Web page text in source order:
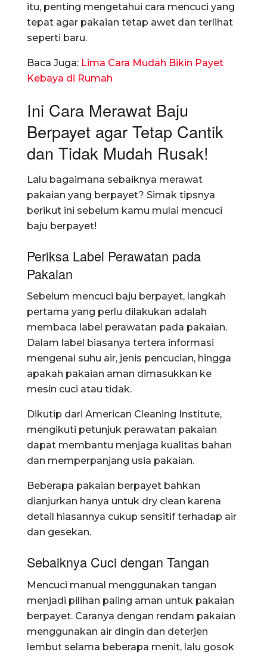
itu, penting mengetahui cara mencuci yang
tepat agar pakaian tetap awet dan terlihat
seperti baru.
Baca Juga: Lima Cara Mudah Bikin Payet
Kebaya di Rumah
Ini Cara Merawat Baju
Berpayet agar Tetap Cantik
dan Tidak Mudah Rusak!
Lalu bagaimana sebaiknya merawat
pakaian yang berpayet? Simak tipsnya
berikut ini sebelum kamu mulai mencuci
baju berpayet!
Periksa Label Perawatan pada
Pakaian
Sebelum mencuci baju berpayet, langkah
pertama yang perlu dilakukan adalah
membaca label perawatan pada pakaian.
Dalam label biasanya tertera informasi
mengenai suhu air, jenis pencucian, hingga
apakah pakaian aman dimasukkan ke
mesin cuci atau tidak.
Dikutip dari American Cleaning Institute,
mengikuti petunjuk perawatan pakaian
dapat membantu menjaga kualitas bahan
dan memperpanjang usia pakaian.
Beberapa pakaian berpayet bahkan
dianjurkan hanya untuk dry clean karena
detail hiasannya cukup sensitif terhadap air
dan gesekan.
Sebaiknya Cuci dengan Tangan
Mencuci manual menggunakan tangan
menjadi pilihan paling aman untuk pakaian
berpayet. Caranya dengan rendam pakaian
menggunakan air dingin dan deterjen
lembut selama beberapa menit, lalu gosok